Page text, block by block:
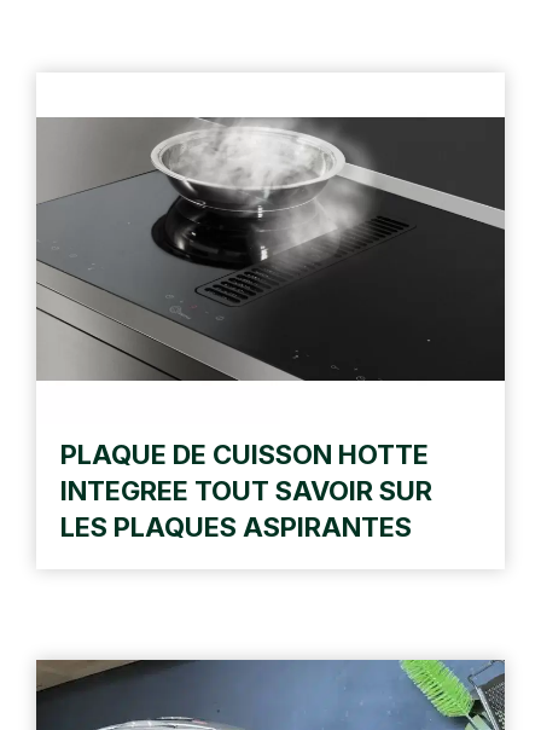
PLAQUE DE CUISSON HOTTE
INTEGREE TOUT SAVOIR SUR
LES PLAQUES ASPIRANTES